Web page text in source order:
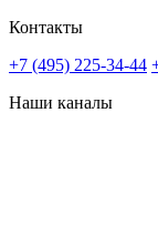
Контакты
+7 (495) 225-34-44
Наши каналы